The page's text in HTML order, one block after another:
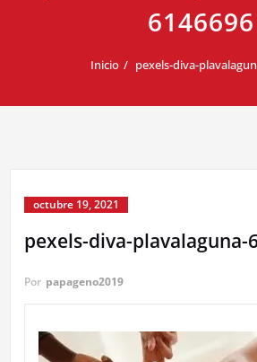
6146696
Inicio pexels-diva-
octubre 19, 2021
pexels-diva-plavalaguna-
Por papageno2019